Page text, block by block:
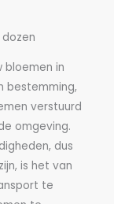
bloemen in
bestemming,
verstuurd
omgeving.
dus
is het van
te